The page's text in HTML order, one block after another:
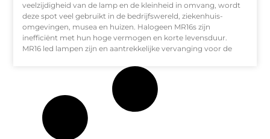
veelzijdigheid van de lamp en de kleinheid in omvang, wordt
deze spot veel gebruikt in de bedrijfswereld, ziekenhuis-
omgevingen, musea en huizen. Halogeen MR16s zijn
inefficiënt met hun hoge vermogen en korte levensduur.
MR16 led lampen zijn en aantrekkelijke vervanging voor de